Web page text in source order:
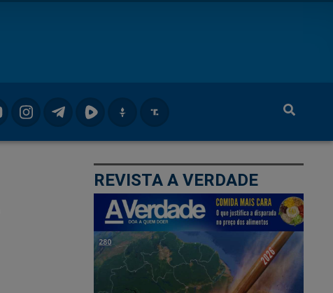
REVISTA A VERDADE